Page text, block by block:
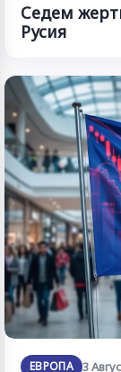
Седем
Русия
ЕВРОПА 3